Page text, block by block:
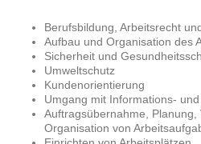
Berufsbildung, Arbeitsrecht
Aufbau und Organisation des
Sicherheit und
Umweltschutz
Kundenorientierung
Umgang mit Informations-
Auftragsübernahme, Planung,
Organisation von